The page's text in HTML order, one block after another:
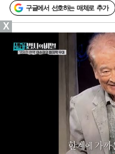
구글에서 선호하는 매체로 추가
X